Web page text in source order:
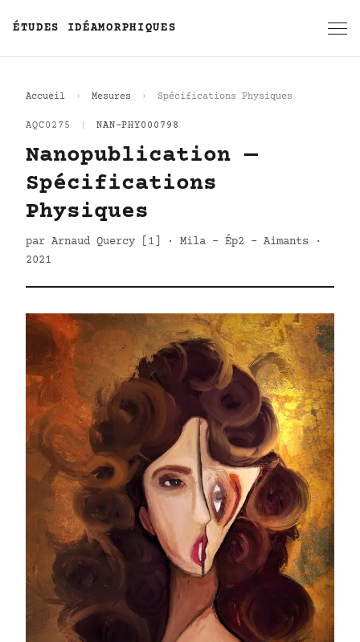
ÉTUDES IDÉAMORPHIQUES
Accueil Mesures Spécifications Physiques
AQC0275 NAN-PHY000798
Nanopublication —
Spécifications
Physiques
par Arnaud Quercy [1] · Mila - Ép2 - Aimants ·
2021